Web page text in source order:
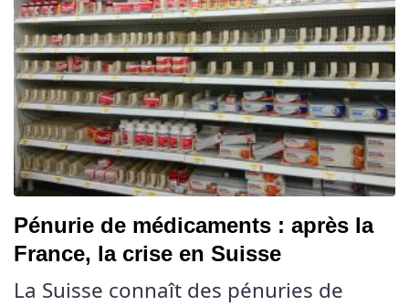
Pénurie de médicaments : après la
France, la crise en Suisse
La Suisse connaît des pénuries de